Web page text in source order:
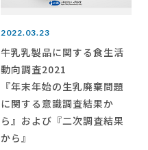
2022.03.23
牛乳乳製品に関する食生活
動向調査2021
『年末年始の生乳廃棄問題
に関する意識調査結果か
ら』および『二次調査結果
から』